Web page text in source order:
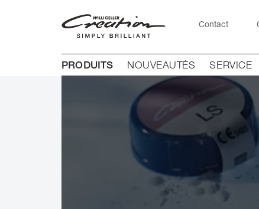
Contact
Main
PRODUITS NOUVEAUTÉS SERVICE